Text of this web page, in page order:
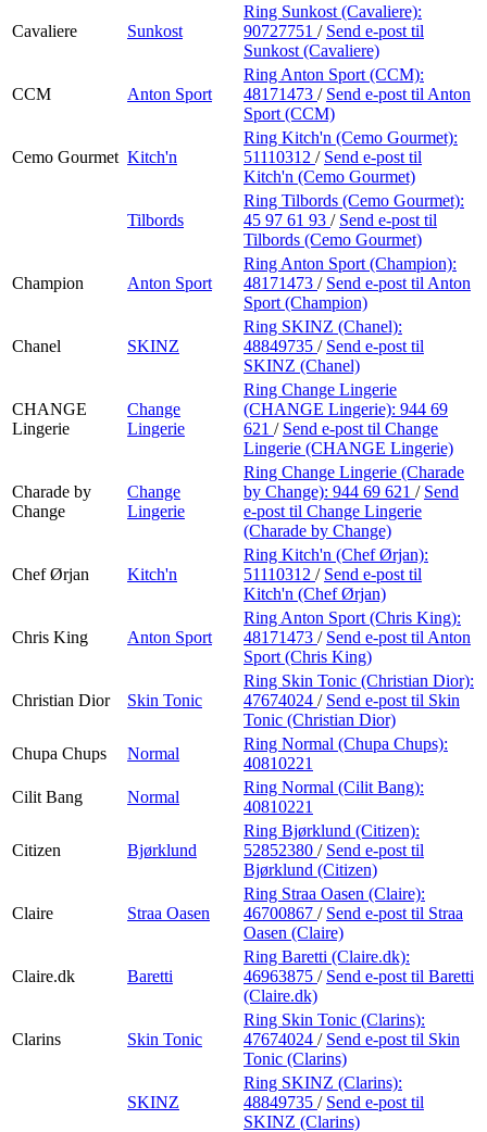
Cavaliere Sunkost
Ring Sunkost (Cavaliere):
90727751 / Send e-post til
Sunkost (Cavaliere)
CCM Anton Sport
Ring Anton Sport (CCM):
48171473 / Send e-post til Anton
Sport (CCM)
Cemo Gourmet Kitch'n
Ring Kitch'n (Cemo Gourmet):
51110312 / Send e-post til
Kitch'n (Cemo Gourmet)
Tilbords
Ring Tilbords (Cemo Gourmet):
45 97 61 93 / Send e-post til
Tilbords (Cemo Gourmet)
Champion Anton Sport
Ring Anton Sport (Champion):
48171473 / Send e-post til Anton
Sport (Champion)
Chanel SKINZ
Ring SKINZ (Chanel):
48849735 / Send e-post til
SKINZ (Chanel)
CHANGE
Lingerie
Change
Lingerie
Ring Change Lingerie
(CHANGE Lingerie): 944 69
621 / Send e-post til Change
Lingerie (CHANGE Lingerie)
Charade by
Change
Change
Lingerie
Ring Change Lingerie (Charade
by Change): 944 69 621 / Send
e-post til Change Lingerie
(Charade by Change)
Chef Ørjan Kitch'n
Ring Kitch'n (Chef Ørjan):
51110312 / Send e-post til
Kitch'n (Chef Ørjan)
Chris King Anton Sport
Ring Anton Sport (Chris King):
48171473 / Send e-post til Anton
Sport (Chris King)
Christian Dior Skin Tonic
Ring Skin Tonic (Christian Dior):
47674024 / Send e-post til Skin
Tonic (Christian Dior)
Chupa Chups
Normal
Ring Normal (Chupa Chups):
40810221
Cilit Bang
Normal
Ring Normal (Cilit Bang):
40810221
Citizen Bjørklund
Ring Bjørklund (Citizen):
52852380 / Send e-post til
Bjørklund (Citizen)
Claire Straa Oasen
Ring Straa Oasen (Claire):
46700867 / Send e-post til Straa
Oasen (Claire)
Claire.dk Baretti
Ring Baretti (Claire.dk):
46963875 / Send e-post til Baretti
(Claire.dk)
Clarins Skin Tonic
Ring Skin Tonic (Clarins):
47674024 / Send e-post til Skin
Tonic (Clarins)
SKINZ
Ring SKINZ (Clarins):
48849735 / Send e-post til
SKINZ (Clarins)